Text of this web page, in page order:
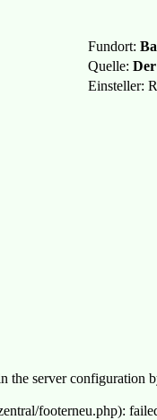
Fundort:
Quelle:
Einsteller:
the server configuration
footerneu.php):